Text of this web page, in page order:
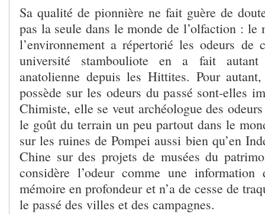
Sa qualité de pionnière ne fait guère de
pas la seule dans le monde de l’olfaction : le
l’environnement a répertorié les odeurs de
université stambouliote en a fait
anatolienne depuis les Hittites. Pour
possède sur les odeurs du passé sont-elles
Chimiste, elle se veut archéologue des
le goût du terrain un peu partout dans le
sur les ruines de Pompei aussi bien qu’en
Chine sur des projets de musées du
considère l’odeur comme une
mémoire en profondeur et n’a de cesse de
le passé des villes et des campagnes.